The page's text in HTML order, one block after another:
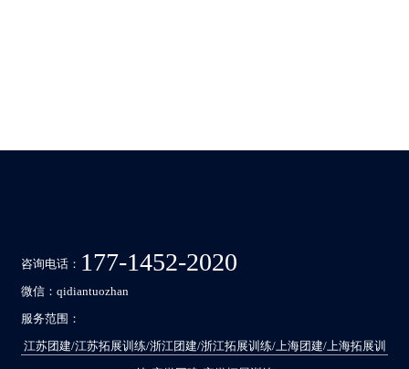
咨询电话： 177-1452-2020
微信：qidiantuozhan
服务范围：
江苏团建/江苏拓展训练/浙江团建/浙江拓展训练/上海团建/上海拓展训